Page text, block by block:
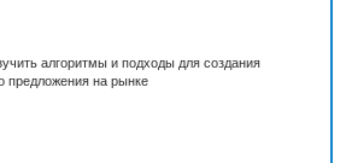
алгоритмы и подходы для создания
предложения на рынке